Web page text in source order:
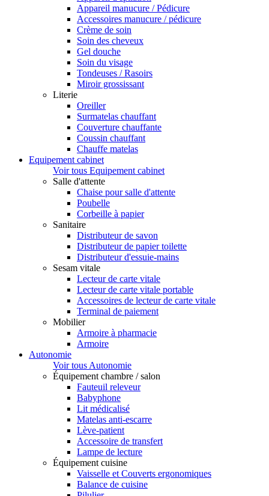
Appareil manucure / Pédicure
Accessoires manucure / pédicure
Crème de soin
Soin des cheveux
Gel douche
Soin du visage
Tondeuses / Rasoirs
Miroir grossissant
Literie
Oreiller
Surmatelas chauffant
Couverture chauffante
Coussin chauffant
Chauffe matelas
Equipement cabinet
Voir tous Equipement cabinet
Salle d'attente
Chaise pour salle d'attente
Poubelle
Corbeille à papier
Sanitaire
Distributeur de savon
Distributeur de papier toilette
Distributeur d'essuie-mains
Sesam vitale
Lecteur de carte vitale
Lecteur de carte vitale portable
Accessoires de lecteur de carte vitale
Terminal de paiement
Mobilier
Armoire à pharmacie
Armoire
Autonomie
Voir tous Autonomie
Équipement chambre / salon
Fauteuil releveur
Babyphone
Lit médicalisé
Matelas anti-escarre
Lève-patient
Accessoire de transfert
Lampe de lecture
Équipement cuisine
Vaisselle et Couverts ergonomiques
Balance de cuisine